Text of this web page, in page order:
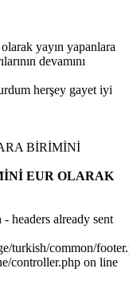
yayın yapanlara
devamını
herşey gayet iyi
BİRİMİNİ
EUR OLARAK
headers already sent
turkish/common/
controller.php on line